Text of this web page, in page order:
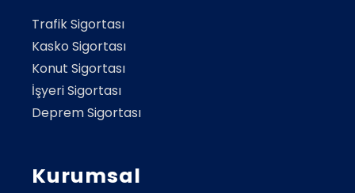
Trafik Sigortası
Kasko Sigortası
Konut Sigortası
İşyeri Sigortası
Deprem Sigortası
Kurumsal